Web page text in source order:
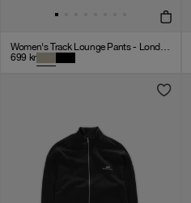
Women's Track Lounge Pants - London Fog
699 kr